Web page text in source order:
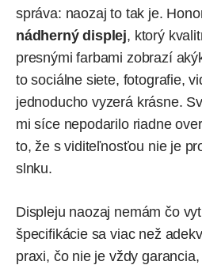
správa: naozaj to tak je.
nádherný displej, ktorý
presnými farbami zobrazí
to sociálne siete, fotografie,
jednoducho vyzerá krásne.
mi síce nepodarilo riadne
to, že s viditeľnosťou nie je
slnku.
Displeju naozaj nemám čo
špecifikácie sa viac než
praxi, čo nie je vždy